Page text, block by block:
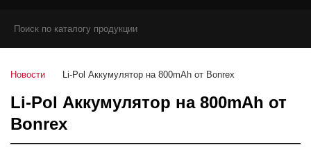
Новости Li-Pol Аккумулятор на 800mAh от Bonrex
Li-Pol Аккумулятор на 800mAh от
Bonrex